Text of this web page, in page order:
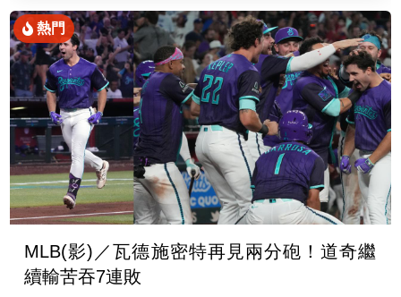
熱門
MLB(影)／瓦德施密特再見兩分砲！道奇繼
續輸苦吞7連敗